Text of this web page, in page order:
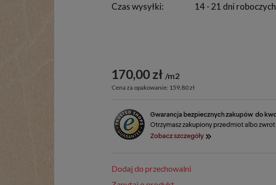
Czas wysyłki:
14 - 21 dni roboczych
170,00 zł m2
Cena za opakowanie: 159,80 zł
Dodaj do przechowalni